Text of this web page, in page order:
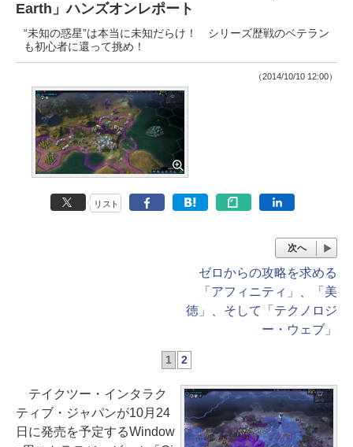
Earth」ハンズオンレポート
“未知の惑星”は本当に未知だらけ！ シリーズ歴戦のベテラン
も初心者に還って挑め！
（2014/10/10 12:00）
リスト
次へ
ゼロからの攻略を求める
「アフィニティ」、「美
徳」、そして「テクノロジ
ー・ウェブ」
1 2
テイクツー・インタラク
ティブ・ジャパンが10月24
日に発売を予定するWindow